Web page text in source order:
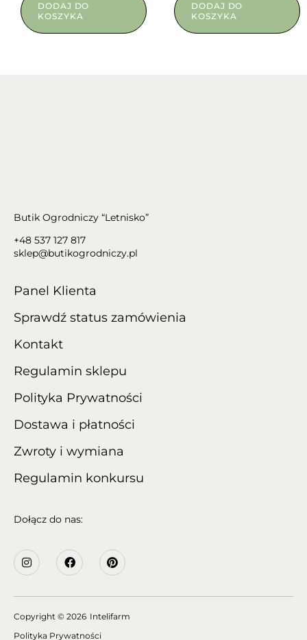
DODAJ DO
KOSZYKA
DODAJ DO
KOSZYKA
Butik Ogrodniczy “Letnisko”
+48 537 127 817
sklep@butikogrodniczy.pl
Panel Klienta
Sprawdź status zamówienia
Kontakt
Regulamin sklepu
Polityka Prywatności
Dostawa i płatności
Zwroty i wymiana
Regulamin konkursu
Dołącz do nas:
Copyright © 2026 Intelifarm
Polityka Prywatności